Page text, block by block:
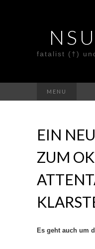
fatalist (†)
MENU
EIN
ZUM
Es geht auch um